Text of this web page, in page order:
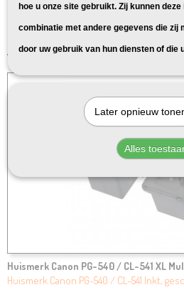
Huismerk Canon PG-540 / CL-541 XL
Huismerk Canon PG-540 / CL-541 Inkt,
hoe u onze site gebruikt. Zij kunnen
combinatie met andere gegevens die zij
door uw gebruik van hun diensten of die
Later opnieuw
Alles